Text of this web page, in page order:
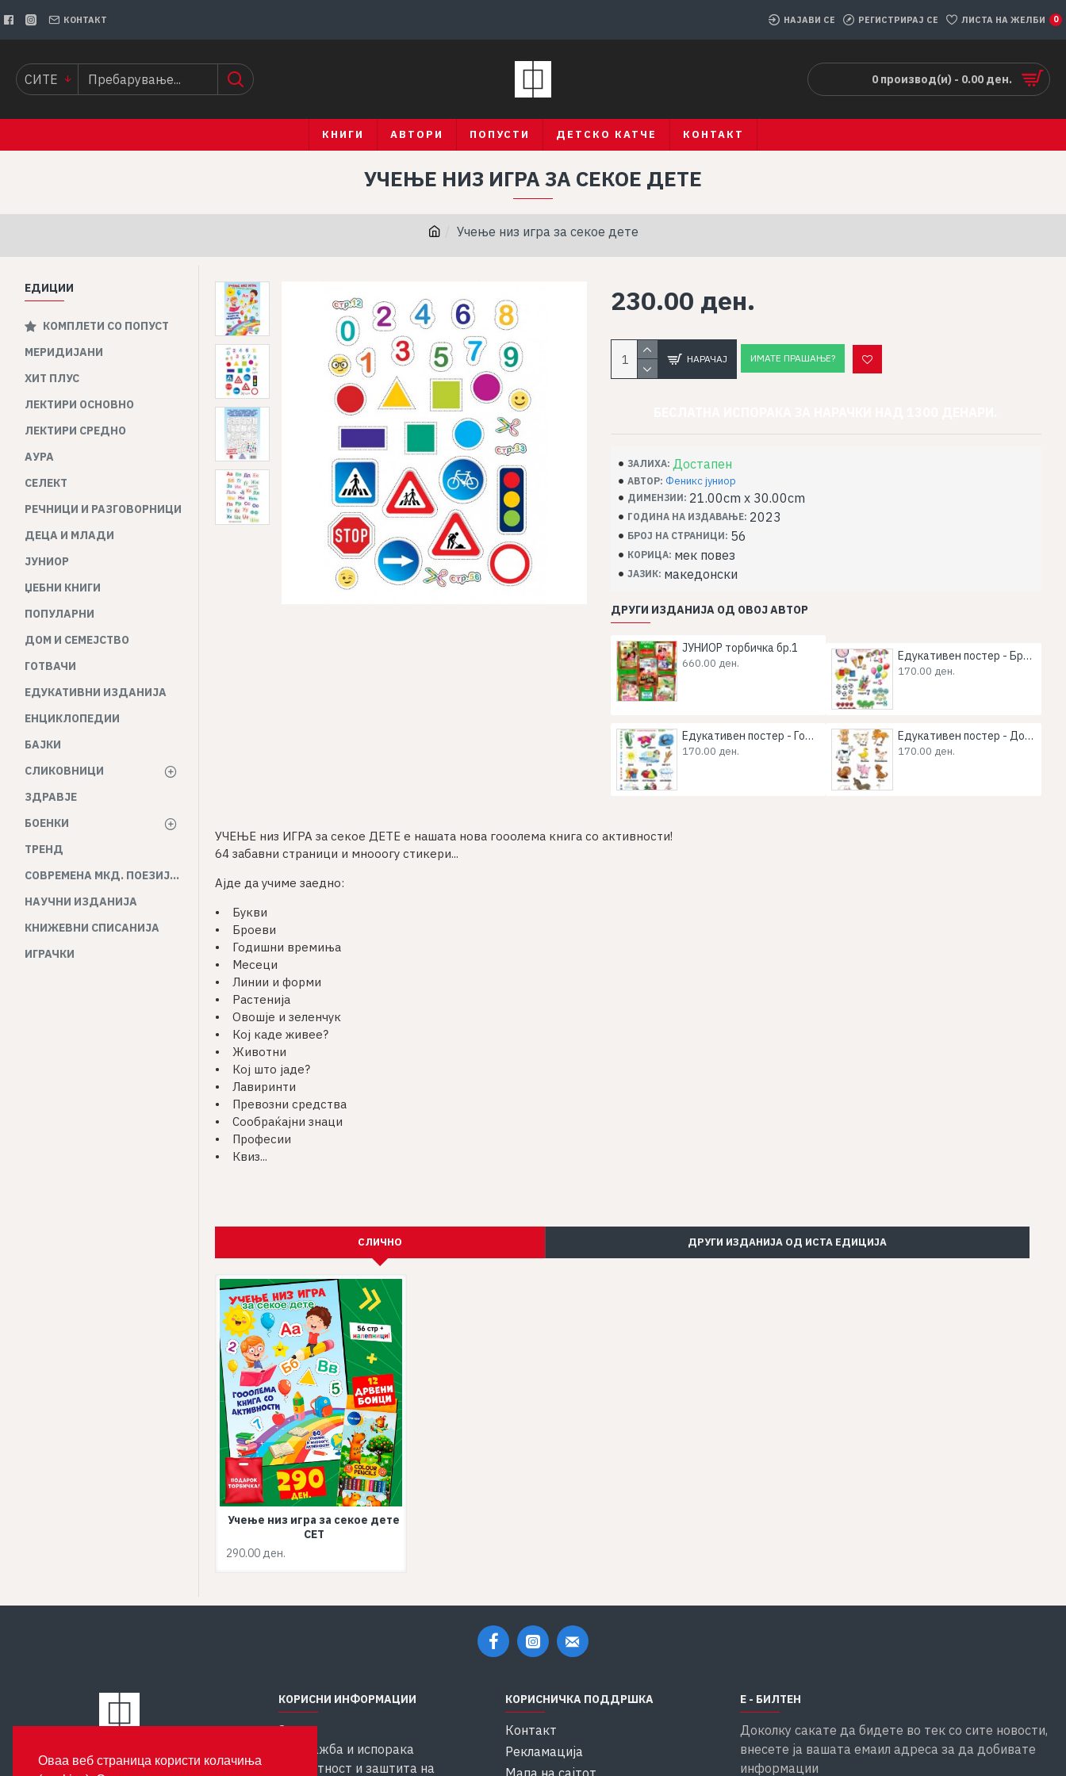
Оваа веб страница користи колачиња
КОНТАКТ НАЈАВИ СЕ РЕГИСТРИРАЈ СЕ ЛИСТА НА ЖЕЛБИ 0
СИТЕ 0 производ(и) - 0.00 ден.
КНИГИ АВТОРИ ПОПУСТИ ДЕТСКО КАТЧЕ КОНТАКТ
Учење низ игра за секое дете
УЧЕЊЕ НИЗ ИГРА ЗА СЕКОЕ ДЕТЕ
ЕДИЦИИ
КОМПЛЕТИ СО ПОПУСТ
МЕРИДИЈАНИ
ХИТ ПЛУС
ЛЕКТИРИ ОСНОВНО
ЛЕКТИРИ СРЕДНО
АУРА
СЕЛЕКТ
РЕЧНИЦИ И РАЗГОВОРНИЦИ
ДЕЦА И МЛАДИ
ЈУНИОР
ЏЕБНИ КНИГИ
ПОПУЛАРНИ
ДОМ И СЕМЕЈСТВО
ГОТВАЧИ
ЕДУКАТИВНИ ИЗДАНИЈА
ЕНЦИКЛОПЕДИИ
БАЈКИ
СЛИКОВНИЦИ
ЗДРАВЈЕ
БОЕНКИ
ТРЕНД
СОВРЕМЕНА МКД. ПОЕЗИЈА И ПРОЗА
НАУЧНИ ИЗДАНИЈА
КНИЖЕВНИ СПИСАНИЈА
ИГРАЧКИ
ЗАЛИХА: Достапен
АВТОР: Феникс јуниор
ДИМЕНЗИИ: 21.00cm x 30.00cm
ГОДИНА НА ИЗДАВАЊЕ: 2023
БРОЈ НА СТРАНИЦИ: 56
КОРИЦА: мек повез
ЈАЗИК: македонски
230.00 ден.
НАРАЧАЈ ИМАТЕ ПРАШАЊЕ?
ДРУГИ ИЗДАНИЈА ОД ОВОЈ АВТОР
ЈУНИОР торбичка бр.1
660.00 ден.
Едукативен постер - Броеви
170.00 ден.
Едукативен постер - Годишни времиња
170.00 ден.
Едукативен постер - Домашни животни
170.00 ден.
УЧЕЊЕ низ ИГРА за секое ДЕТЕ е нашата нова гооолема книга со активности!
64 забавни страници и мнооогу стикери...
Ајде да учиме заедно:
• Букви
• Броеви
• Годишни времиња
• Месеци
• Линии и форми
• Растенија
• Овошје и зеленчук
• Кој каде живее?
• Животни
• Кој што јаде?
• Лавиринти
• Превозни средства
• Сообраќајни знаци
• Професии
• Квиз...
СЛИЧНО ДРУГИ ИЗДАНИЈА ОД ИСТА ЕДИЦИЈА
Учење низ игра за секое дете
СЕТ
290.00 ден.
ул. Костурски Херои бр. 35
КОРИСНИ ИНФОРМАЦИИ
За нас
Продажба и испорака
Приватност и заштита на
КОРИСНИЧКА ПОДДРШКА
Контакт
Рекламација
Мапа на сајтот
Е - БИЛТЕН
Доколку сакате да бидете во тек со сите новости,
внесете ја вашата емаил адреса за да добивате
информации